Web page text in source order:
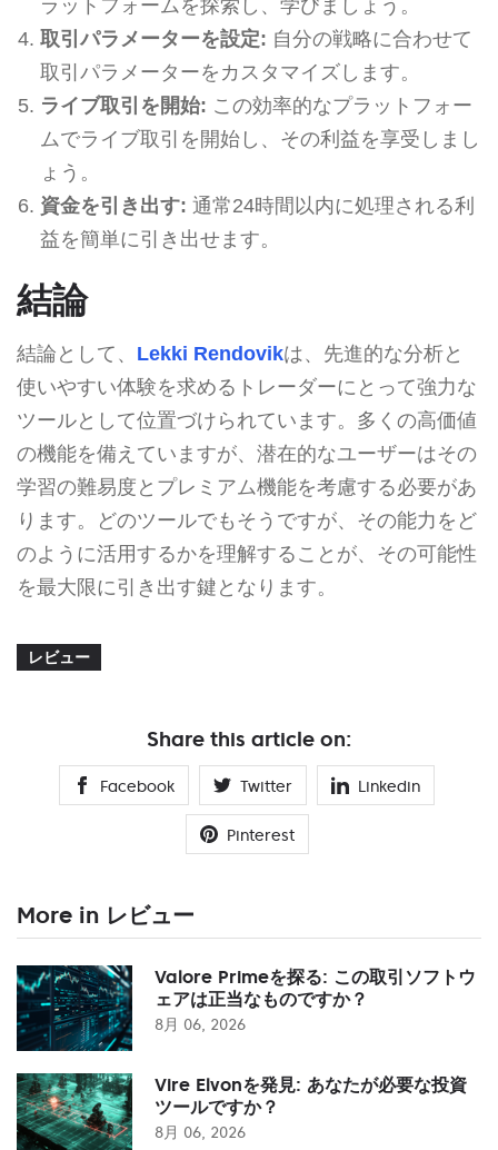
ラットフォームを探索し、学びましょう。
取引パラメーターを設定: 自分の戦略に合わせて
取引パラメーターをカスタマイズします。
ライブ取引を開始: この効率的なプラットフォー
ムでライブ取引を開始し、その利益を享受しまし
ょう。
資金を引き出す: 通常24時間以内に処理される利
益を簡単に引き出せます。
結論
結論として、 Lekki Rendovikは、先進的な分析と
使いやすい体験を求めるトレーダーにとって強力な
ツールとして位置づけられています。多くの高価値
の機能を備えていますが、潜在的なユーザーはその
学習の難易度とプレミアム機能を考慮する必要があ
ります。どのツールでもそうですが、その能力をど
のように活用するかを理解することが、その可能性
を最大限に引き出す鍵となります。
レビュー
Share this article on:
Facebook Twitter Linkedin
Pinterest
More in レビュー
Valore Primeを探る: この取引ソフトウ
ェアは正当なものですか？
8月 06, 2026
Vire Elvonを発見: あなたが必要な投資
ツールですか？
8月 06, 2026